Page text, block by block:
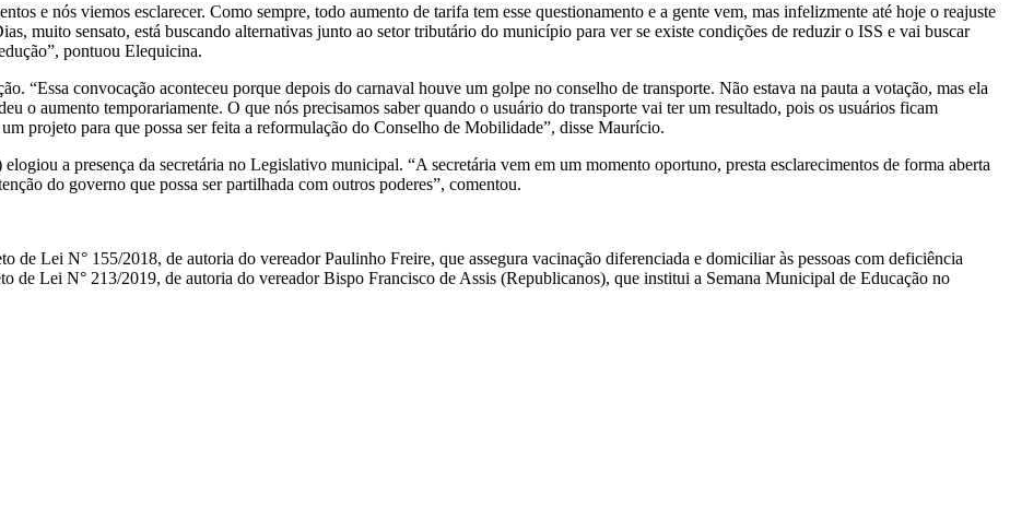
e nós viemos esclarecer. Como sempre, todo aumento de tarifa tem esse questionamento e a gente vem, mas infelizmente até hoje o reajuste
muito sensato, está buscando alternativas junto ao setor tributário do município para ver se existe condições de reduzir o ISS e vai buscar
pontuou Elequicina.
“Essa convocação aconteceu porque depois do carnaval houve um golpe no conselho de transporte. Não estava na pauta a votação, mas ela
o aumento temporariamente. O que nós precisamos saber quando o usuário do transporte vai ter um resultado, pois os usuários ficam
projeto para que possa ser feita a reformulação do Conselho de Mobilidade”, disse Maurício.
a presença da secretária no Legislativo municipal. “A secretária vem em um momento oportuno, presta esclarecimentos de forma aberta
do governo que possa ser partilhada com outros poderes”, comentou.
de Lei N° 155/2018, de autoria do vereador Paulinho Freire, que assegura vacinação diferenciada e domiciliar às pessoas com deficiência
de Lei N° 213/2019, de autoria do vereador Bispo Francisco de Assis (Republicanos), que institui a Semana Municipal de Educação no